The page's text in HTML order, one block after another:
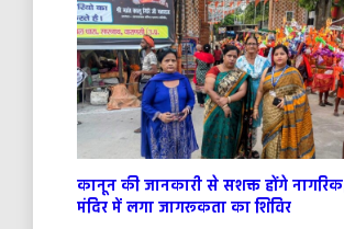
कानून की जानकारी से सशक्त होंगे
मंदिर में लगा जागरूकता का शिविर